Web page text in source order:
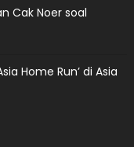
Cak Noer soal
Home Run’ di Asia